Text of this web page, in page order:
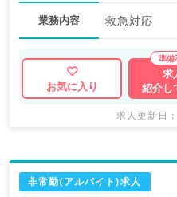
業務内容 救急対応
お気に入り
求
紹介し
求人更新日
非常勤(アルバイト)求人